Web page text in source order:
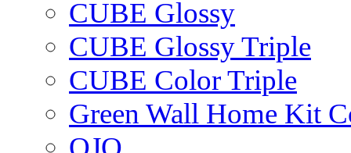
CUBE Glossy
CUBE Glossy Triple
CUBE Color Triple
Green Wall Home Kit